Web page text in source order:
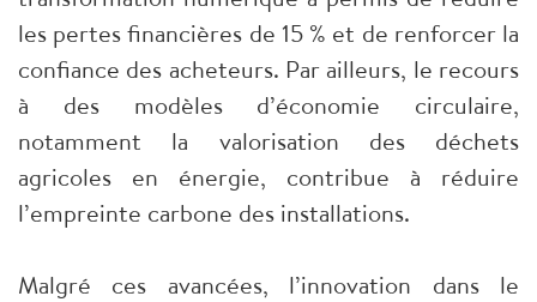
les pertes financières de 15 % et de renforcer la
confiance des acheteurs. Par ailleurs, le recours
à des modèles d’économie circulaire,
notamment la valorisation des déchets
agricoles en énergie, contribue à réduire
l’empreinte carbone des installations.
Malgré ces avancées, l’innovation dans le